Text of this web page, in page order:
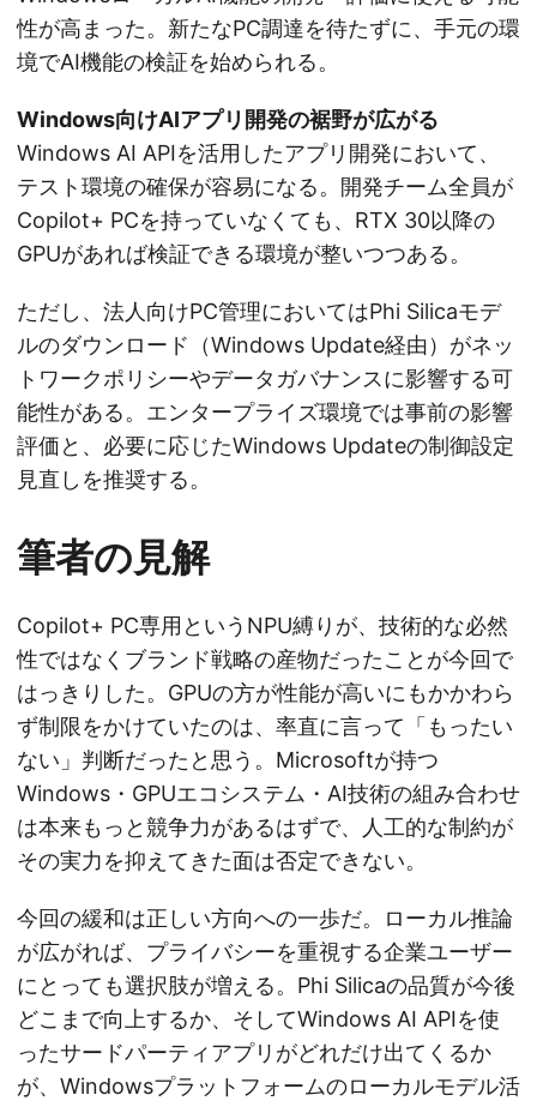
性が高まった。新たなPC調達を待たずに、手元の環
境でAI機能の検証を始められる。
Windows向けAIアプリ開発の裾野が広がる
Windows AI APIを活用したアプリ開発において、
テスト環境の確保が容易になる。開発チーム全員が
Copilot+ PCを持っていなくても、RTX 30以降の
GPUがあれば検証できる環境が整いつつある。
ただし、法人向けPC管理においてはPhi Silicaモデ
ルのダウンロード（Windows Update経由）がネッ
トワークポリシーやデータガバナンスに影響する可
能性がある。エンタープライズ環境では事前の影響
評価と、必要に応じたWindows Updateの制御設定
見直しを推奨する。
筆者の見解
Copilot+ PC専用というNPU縛りが、技術的な必然
性ではなくブランド戦略の産物だったことが今回で
はっきりした。GPUの方が性能が高いにもかかわら
ず制限をかけていたのは、率直に言って「もったい
ない」判断だったと思う。Microsoftが持つ
Windows・GPUエコシステム・AI技術の組み合わせ
は本来もっと競争力があるはずで、人工的な制約が
その実力を抑えてきた面は否定できない。
今回の緩和は正しい方向への一歩だ。ローカル推論
が広がれば、プライバシーを重視する企業ユーザー
にとっても選択肢が増える。Phi Silicaの品質が今後
どこまで向上するか、そしてWindows AI APIを使
ったサードパーティアプリがどれだけ出てくるか
が、Windowsプラットフォームのローカルモデル活